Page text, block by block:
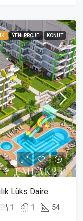
YENI PROJE KONUT
Lüks Daire
1 1 54